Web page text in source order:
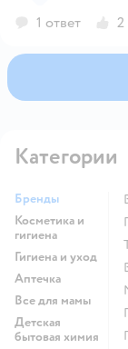
1 ответ 2
Категории
Бренды
Косметика и
гигиена
Гигиена и уход
Аптечка
Все для мамы
Детская
бытовая химия